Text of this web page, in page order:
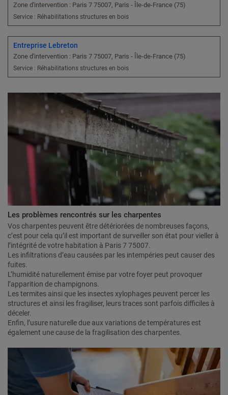
Zone d'intervention : Paris 7 75007, Paris - Île-de-France (75)
Service : Réhabilitations structures en bois
Entreprise Lebreton
Zone d'intervention : Paris 7 75007, Paris - Île-de-France (75)
Service : Réhabilitations structures en bois
Les problèmes rencontrés sur les charpentes
Vos charpentes peuvent être détériorées de nombreuses façons,
c’est pour cela qu’il est important de surveiller son état pour vieller à
l’intégrité de votre habitation à Paris 7 75007.
Les infiltrations d’eau causées par les intempéries peut causer des
fuites.
L’humidité naturellement émise par votre foyer peut provoquer
l’apparition de champignons.
Les termites ainsi que les insectes xylophages peuvent percer les
structures et ainsi les fragiliser, leurs traces sont parfois difficiles à
déceler.
Enfin, l’usure naturelle due aux variations de températures est
également une cause de la fragilisation des charpentes.